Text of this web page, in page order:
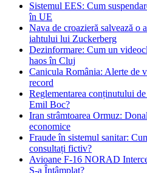
Sistemul EES: Cum
în UE
Nava de croazieră salvează o
iahtului lui Zuckerberg
Dezinformare: Cum un
haos în Cluj
Canicula România: Alerte de
record
Reglementarea conținutului
Emil Boc?
Iran strâmtoarea Ormuz:
economice
Fraude în sistemul sanitar:
consultați fictiv?
Avioane F-16 NORAD
S-a Întâmplat?